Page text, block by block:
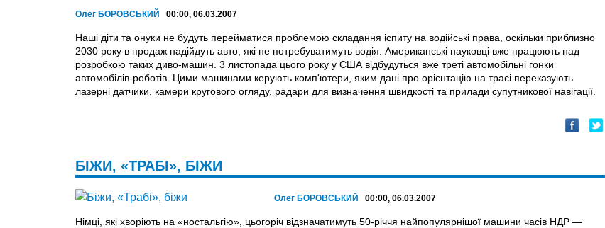
Олег БОРОВСЬКИЙ 00:00, 06.03.2007
Наші діти та онуки не будуть перейматися проблемою складання іспиту на водійські права, оскільки приблизно
2030 року в продаж надійдуть авто, які не потребуватимуть водія. Американські науковці вже працюють над
розробкою таких диво-машин. 3 листопада цього року у США відбудуться вже треті автомобільні гонки
автомобілів-роботів. Цими машинами керують комп'ютери, яким дані про орієнтацію на трасі переказують
лазерні датчики, камери кругового огляду, радари для визначення швидкості та прилади супутникової навігації.
БІЖИ, «ТРАБІ», БІЖИ
Олег БОРОВСЬКИЙ 00:00, 06.03.2007
Німцi, які хворіють на «ностальгію», цьогоріч відзначатимуть 50-річчя найпопулярнішої машини часів НДР —